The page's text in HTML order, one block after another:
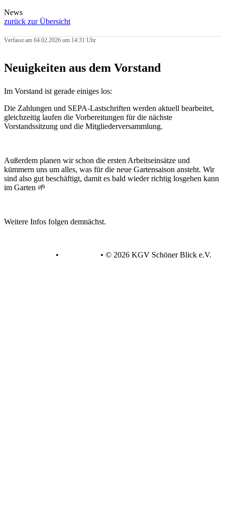
News
zurück zur Übersicht
Verfasst am 04.02.2026 um 14:31 Uhr
Neuigkeiten aus dem Vorstand
Im Vorstand ist gerade einiges los:
Die Zahlungen und SEPA-Lastschriften werden aktuell bearbeitet,
gleichzeitig laufen die Vorbereitungen für die nächste
Vorstandssitzung und die Mitgliederversammlung.
Außerdem planen wir schon die ersten Arbeitseinsätze und
kümmern uns um alles, was für die neue Gartensaison ansteht. Wir
sind also gut beschäftigt, damit es bald wieder richtig losgehen kann
im Garten 🌱
Weitere Infos folgen demnächst.
• • © 2026 KGV Schöner Blick e.V.